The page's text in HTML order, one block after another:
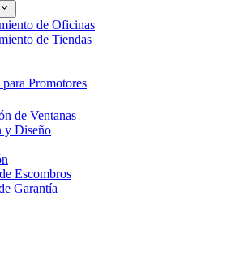
de Oficinas
de Tiendas
Promotores
de Ventanas
y Diseño
Escombros
Garantía